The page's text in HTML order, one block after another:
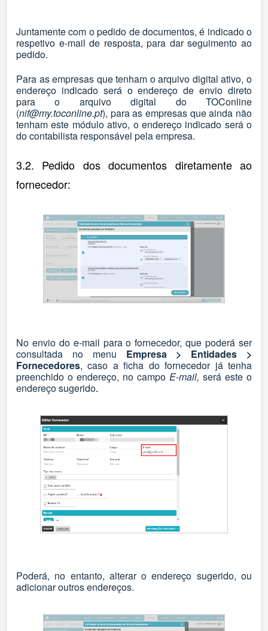
Juntamente com o pedido de documentos, é indicado o
respetivo e-mail de resposta, para dar seguimento ao
pedido.
Para as empresas que tenham o arquivo digital ativo, o
endereço indicado será o endereço de envio direto
para o arquivo digital do TOConline
(nif@my.toconline.pt), para as empresas que ainda não
tenham este módulo ativo, o endereço indicado será o
do contabilista responsável pela empresa.
3.2. Pedido dos documentos diretamente ao
fornecedor:
No envio do e-mail para o fornecedor, que poderá ser
consultada no menu Empresa > Entidades >
Fornecedores, caso aficha do fornecedor já tenha
preenchido o endereço, no campo E-mail, será este o
endereço sugerido.
Poderá, no entanto, alterar o endereço sugerido, ou
adicionar outros endereços.